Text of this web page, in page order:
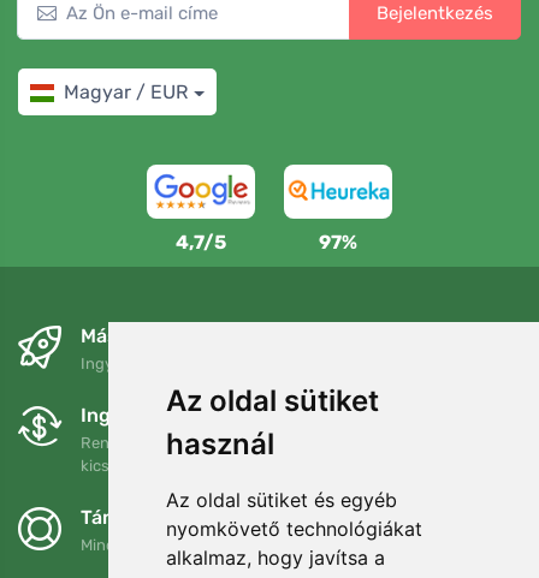
Az oldal sütiket
használ
Az oldal sütiket és egyéb
nyomkövető technológiákat
alkalmaz, hogy javítsa a
Bejelentkezés
Magyar / EUR
4,7/5 97%
Másnapra és ingyenesen
Ingyenes szállítás a következő összeg felett: 80 EUR
Ingyenes csere és visszaküldés
Rendelését 90 napon belül bármikor visszaküldheti vagy
kicserélheti.
Támogatjuk a Trees.org-ot
Minden megrendelésért ültetünk egy fát! Bővebben